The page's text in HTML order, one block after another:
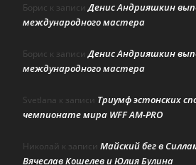
Борис к записиДенис Андрияшкин
международного мастера
Борис к записиДенис Андрияшкин
международного мастера
Svetlana к записи Триумф эстонских
чемпионате мира WFF AM-PRO
Николай к записи Майский бег в
Вячеслав Кошелев и Юлия Булина